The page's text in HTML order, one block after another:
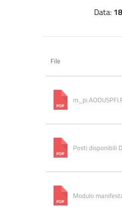
Data:
File
Posti disponibili
Modulo